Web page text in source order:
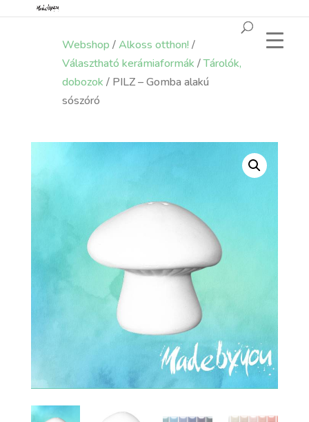
Webshop /Alkoss otthon! /
Választható kerámiaformák /Tárolók,
dobozok / PILZ – Gomba alakú
sószóró